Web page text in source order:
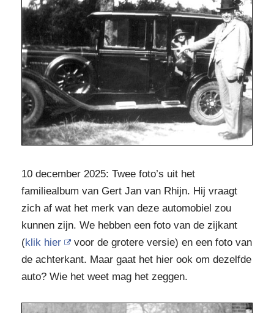
10 december 2025: Twee foto’s uit het
familiealbum van Gert Jan van Rhijn. Hij vraagt
zich af wat het merk van deze automobiel zou
kunnen zijn. We hebben een foto van de zijkant
(klik hier
voor de grotere versie) en een foto van
de achterkant. Maar gaat het hier ook om dezelfde
auto? Wie het weet mag het zeggen.